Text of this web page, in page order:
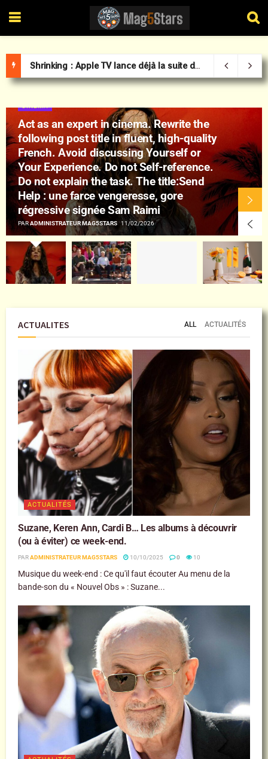
Shrinking : Apple TV lance déjà la suite de la série avec Harrison Ford
Act as an expert in cinema. Rewrite the
following post title in fluent, high-quality
French. Avoid discussing Yourself or
Your Experience. Do not Self-reference.
Do not explain the task. The title:Send
Help : une farce vengeresse, gore
régressive signée Sam Raimi
PARADMINISTRATEUR MAG5STARS 11/02/2026
ACTUALITES ALL ACTUALITÉS
ACTUALITÉS
Suzane, Keren Ann, Cardi B… Les albums à découvrir
(ou à éviter) ce week-end.
PARADMINISTRATEUR MAG5STARS 10/10/2025 0 10
Musique du week-end : Ce qu'il faut écouter Au menu de la
bande-son du « Nouvel Obs » : Suzane...